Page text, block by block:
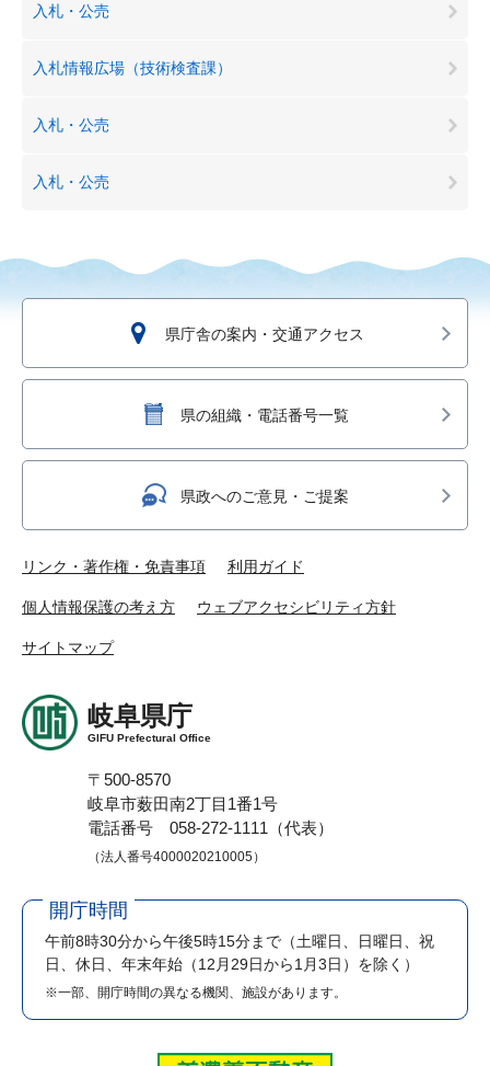
入札・公売
入札情報広場（技術検査課）
入札・公売
入札・公売
県庁舎の案内・交通アクセス
県の組織・電話番号一覧
県政へのご意見・ご提案
リンク・著作権・免責事項 利用ガイド
個人情報保護の考え方 ウェブアクセシビリティ方針
サイトマップ
岐阜県庁
GIFU Prefectural Office
〒500-8570
岐阜市薮田南2丁目1番1号
電話番号 058-272-1111（代表）
（法人番号4000020210005）
開庁時間
午前8時30分から午後5時15分まで （土曜日、日曜日、祝
日、休日、年末年始（12月29日から1月3日）を除く）
※一部、開庁時間の異なる機関、施設があります。